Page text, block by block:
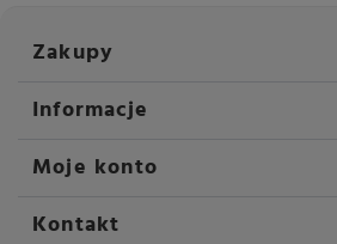
Zakupy
Informacje
Moje konto
Kontakt